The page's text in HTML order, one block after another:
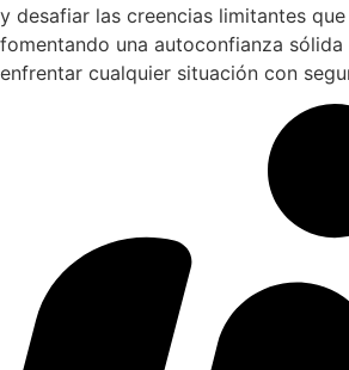
y desafiar las creencias limitantes
fomentando una autoconfianza
enfrentar cualquier situación con